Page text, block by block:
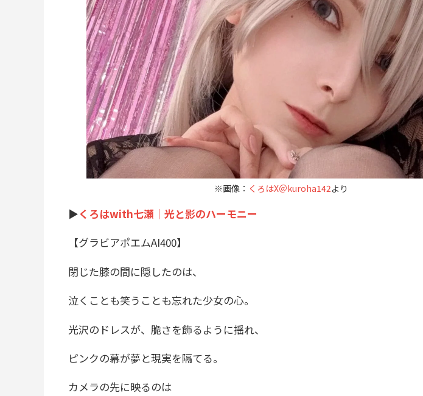
※画像： くろはX＠kuroha142より
▶︎くろはwith七瀬｜光と影のハーモニー
【グラビアポエムAI400】
閉じた膝の間に隠したのは、
泣くことも笑うことも忘れた少女の心。
光沢のドレスが、脆さを飾るように揺れ、
ピンクの幕が夢と現実を隔てる。
カメラの先に映るのは